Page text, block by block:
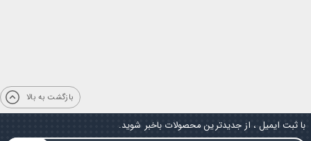
بازگشت به بالا
با ثبت ایمیل ، از جدیدترین محصولات باخبر شوید.